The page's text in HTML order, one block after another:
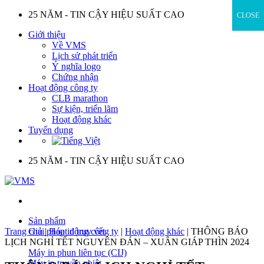
Skip
content
25 NĂM - TIN CẬY HIỆU SUẤT CAO
Giới thiệu
Về VMS
Lịch sử phát triển
Ý nghĩa logo
Chứng nhận
Hoạt động công ty
CLB marathon
Sự kiện, triển lãm
Hoạt động khác
Tuyển dụng
25 NĂM - TIN CẬY HIỆU SUẤT CAO
Sản phẩm
Giải pháp in truy vết
Máy in phun liên tục (CIJ)
Trang chủ|Hoạt động công ty | Hoạt động khác | THÔNG BÁO
LỊCH NGHỈ TẾT NGUYÊN ĐÁN – XUÂN GIÁP THÌN 2024
CLOSE